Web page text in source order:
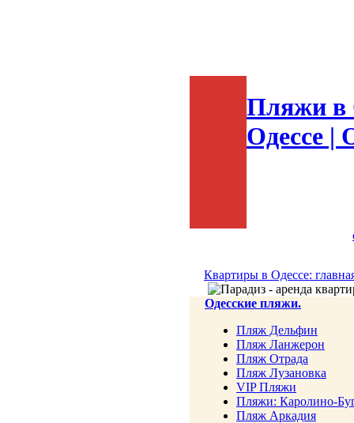
Пляжи в
Одессе |
Квартиры в Одессе:
Одесские пляжи.
Пляж Дельфин
Пляж Ланжерон
Пляж Отрада
Пляж Лузановка
VIP Пляжи
Пляжи: Каролино-
Пляж Аркадия